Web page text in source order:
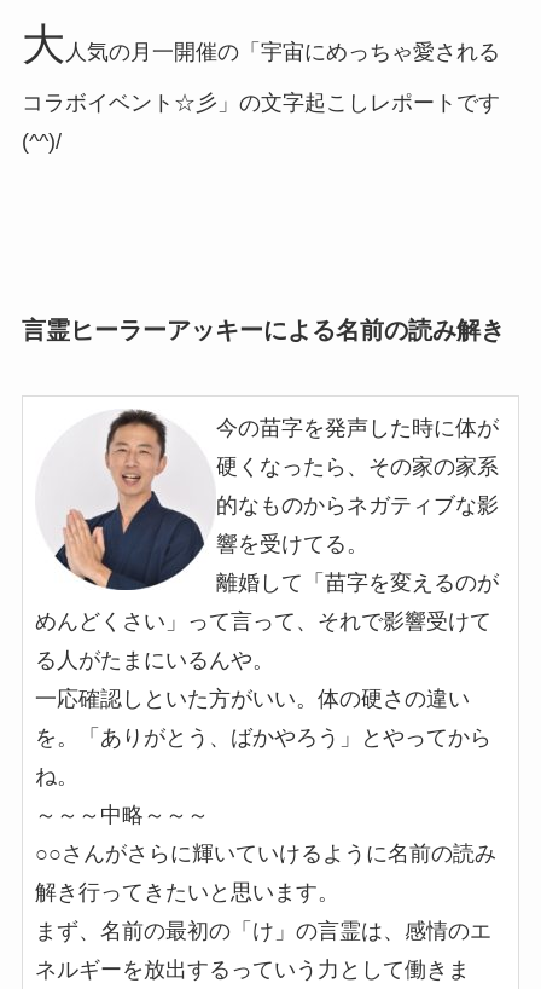
大 人気の月一開催の「宇宙にめっちゃ愛される
コラボイベント☆彡」の文字起こしレポートです
(^^)/
言霊ヒーラーアッキーによる名前の読み解き
今の苗字を発声した時に体が
硬くなったら、その家の家系
的なものからネガティブな影
響を受けてる。
離婚して「苗字を変えるのが
めんどくさい」って言って、それで影響受けて
る人がたまにいるんや。
一応確認しといた方がいい。体の硬さの違い
を。「ありがとう、ばかやろう」とやってから
ね。
～～～中略～～～
○○さんがさらに輝いていけるように名前の読み
解き行ってきたいと思います。
まず、名前の最初の「け」の言霊は、感情のエ
ネルギーを放出するっていう力として働きま